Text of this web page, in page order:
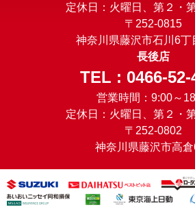
定休日：火曜日、第２・
〒252-0815
神奈川県藤沢市石川6丁
長後店
TEL : 0466-52-
営業時間：9:00～
定休日：火曜日、第２・
〒252-0802
神奈川県藤沢市高